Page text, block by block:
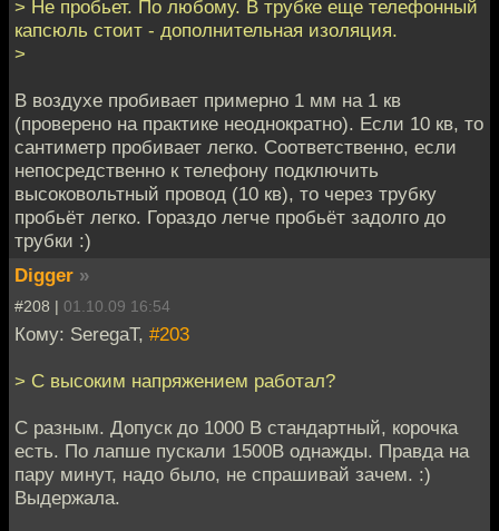
> Не пробьет. По любому. В трубке еще телефонный
капсюль стоит - дополнительная изоляция.
>
В воздухе пробивает примерно 1 мм на 1 кв
(проверено на практике неоднократно). Если 10 кв, то
сантиметр пробивает легко. Соответственно, если
непосредственно к телефону подключить
высоковольтный провод (10 кв), то через трубку
пробьёт легко. Гораздо легче пробьёт задолго до
трубки :)
Digger »
#208 | 01.10.09 16:54
Кому: SeregaT, #203
> С высоким напряжением работал?
С разным. Допуск до 1000 В стандартный, корочка
есть. По лапше пускали 1500В однажды. Правда на
пару минут, надо было, не спрашивай зачем. :)
Выдержала.